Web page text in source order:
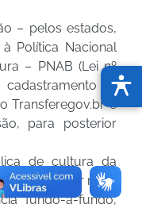
– pelos estados,
Política Nacional
– PNAB (Lei nº
e
Transferegov.br e
para posterior
de cultura da
por meio
fundo-a-fundo,